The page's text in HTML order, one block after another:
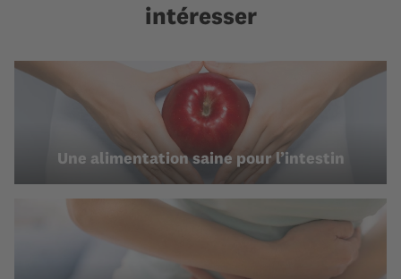
intéresser
Une alimentation saine pour l’intestin